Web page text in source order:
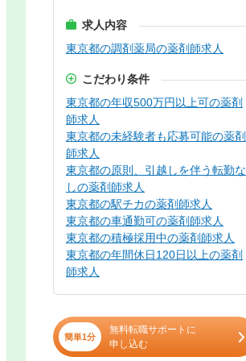
求人内容
東京都の調剤薬局の薬剤師求人
こだわり条件
東京都の年収500万円以上可の薬剤
師求人
東京都の未経験者も応募可能の薬剤
師求人
東京都の原則、引越しを伴う転勤な
しの薬剤師求人
東京都の駅チカの薬剤師求人
東京都の車通勤可の薬剤師求人
東京都の積極採用中の薬剤師求人
東京都の年間休日120日以上の薬剤
師求人
簡単1分
無料転職サポートに
申し込む